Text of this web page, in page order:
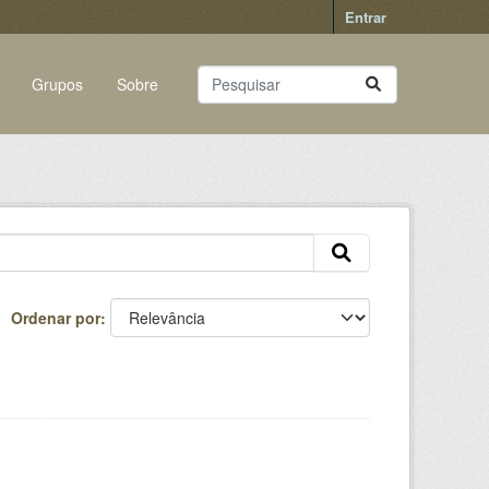
Entrar
Grupos Sobre
Ordenar por